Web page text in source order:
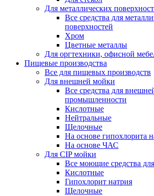
Для металлических
Все средства для
поверхностей
Хром
Цветные металлы
Для оргтехники, офисной
Пищевые производства
Все для пищевых производств
Для внешней мойки
Все средства для
промышленности
Кислотные
Нейтральные
Щелочные
На основе гипохлорита
На основе ЧАС
Для CIP мойки
Все моющие средства
Кислотные
Гипохлорит натрия
Щелочные